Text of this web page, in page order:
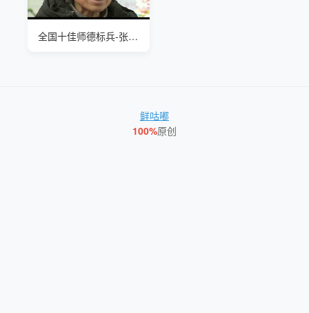
全国十佳师德标兵-张桂梅
鲜咕嘟
100%原创